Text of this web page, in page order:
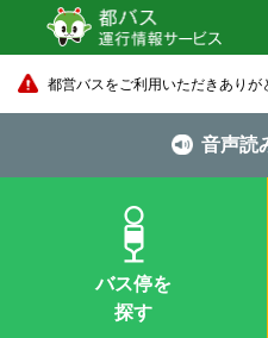
都営バスをご利用いただきありが
音声読
バス停を
探す